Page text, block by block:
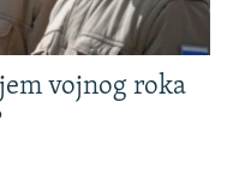
vojnog roka